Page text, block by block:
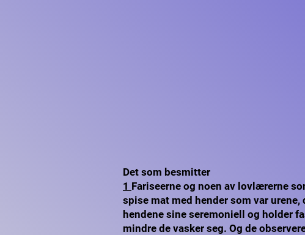
Det som besmitter
1 Fariseerne og noen av lovlærerne
spise mat med hender som var urene,
hendene sine seremoniell og holder
mindre de vasker seg. Og de